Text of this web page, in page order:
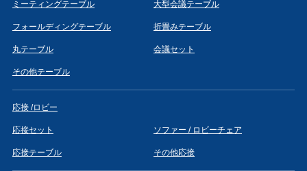
ミーティングテーブル 大型会議テーブル
フォールディングテーブル 折畳みテーブル
丸テーブル 会議セット
その他テーブル
応接 /ロビー
応接セット ソファー / ロビーチェア
応接テーブル その他応接